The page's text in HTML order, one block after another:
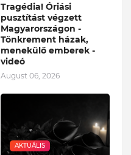
Tragédia! Óriási
pusztítást végzett
Magyarországon -
Tönkrement házak,
menekülő emberek -
videó
August 06, 2026
AKTUÁLIS